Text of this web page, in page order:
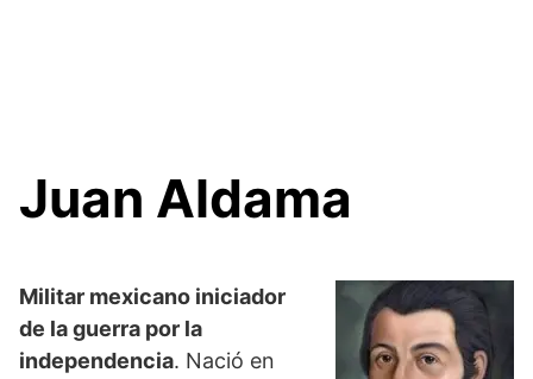
Juan Aldama
Militar mexicano iniciador
de la guerra por la
independencia. Nació en